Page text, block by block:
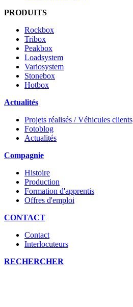
PRODUITS
Rockbox
Tribox
Peakbox
Loadsystem
Variosystem
Stonebox
Hotbox
Actualités
Projets réalisés / Véhicules clients
Fotoblog
Actualités
Compagnie
Histoire
Production
Formation d'apprentis
Offres d'emploi
CONTACT
Contact
Interlocuteurs
RECHERCHER